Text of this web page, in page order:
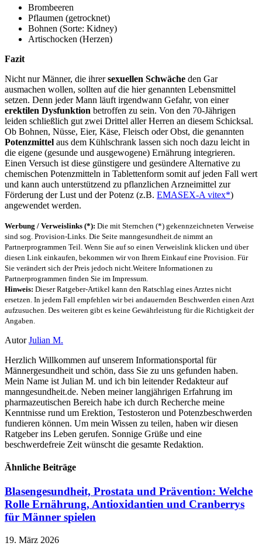
Brombeeren
Pflaumen (getrocknet)
Bohnen (Sorte: Kidney)
Artischocken (Herzen)
Fazit
Nicht nur Männer, die ihrersexuellen Schwäche den Gar
ausmachen wollen, sollten auf die hier genannten Lebensmittel
setzen. Denn jeder Mann läuft irgendwann Gefahr, von einer
erektilen Dysfunktion betroffen zu sein. Von den 70-Jährigen
leiden schließlich gut zwei Drittel aller Herren an diesem Schicksal.
Ob Bohnen, Nüsse, Eier, Käse, Fleisch oder Obst, die genannten
Potenzmittel aus dem Kühlschrank lassen sich noch dazu leicht in
die eigene (gesunde und ausgewogene) Ernährung integrieren.
Einen Versuch ist diese günstigere und gesündere Alternative zu
chemischen Potenzmitteln in Tablettenform somit auf jeden Fall wert
und kann auch unterstützend zu pflanzlichen Arzneimittel zur
Förderung der Lust und der Potenz (z.B. EMASEX-A vitex*)
angewendet werden.
Werbung / Verweislinks (*): Die mit Sternchen (*) gekennzeichneten Verweise
sind sog. Provision-Links. Die Seite manngesundheit.de nimmt an
Partnerprogrammen Teil. Wenn Sie auf so einen Verweislink klicken und über
diesen Link einkaufen, bekommen wir von Ihrem Einkauf eine Provision. Für
Sie verändert sich der Preis jedoch nicht.Weitere Informationen zu
Partnerprogrammen finden Sie im Impressum.
Hinweis: Dieser Ratgeber-Artikel kann den Ratschlag eines Arztes nicht
ersetzen. In jedem Fall empfehlen wir bei andauernden Beschwerden einen Arzt
aufzusuchen. Des weiteren gibt es keine Gewährleistung für die Richtigkeit der
Angaben.
Autor Julian M.
Herzlich Willkommen auf unserem Informationsportal für
Männergesundheit und schön, dass Sie zu uns gefunden haben.
Mein Name ist Julian M. und ich bin leitender Redakteur auf
manngesundheit.de. Neben meiner langjährigen Erfahrung im
pharmazeutischen Bereich habe ich durch Recherche meine
Kenntnisse rund um Erektion, Testosteron und Potenzbeschwerden
fundieren können. Um mein Wissen zu teilen, haben wir diesen
Ratgeber ins Leben gerufen. Sonnige Grüße und eine
beschwerdefreie Zeit wünscht die gesamte Redaktion.
Ähnliche Beiträge
Blasengesundheit, Prostata und Prävention: Welche
Rolle Ernährung, Antioxidantien und Cranberrys
für Männer spielen
19. März 2026